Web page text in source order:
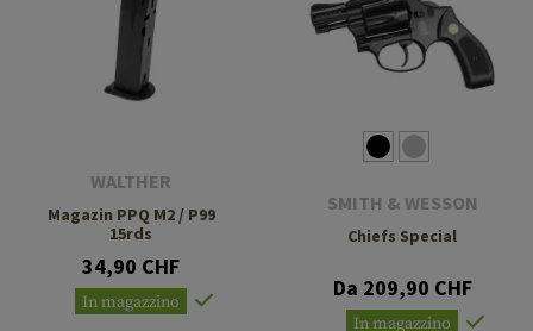
WALTHER
Magazin PPQ M2 / P99
15rds
34,90 CHF
In magazzino
SMITH & WESSON
Chiefs Special
Da 209,90 CHF
In magazzino